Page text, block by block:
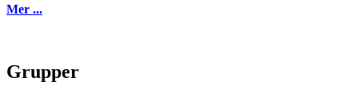
Mer ...
Grupper